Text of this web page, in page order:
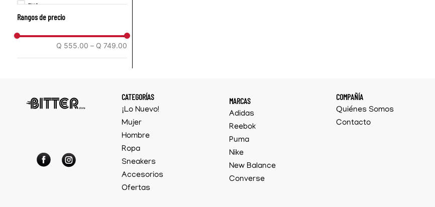
7US
7.5US
Rangos de precio
Q 555.00 – Q 749.00
CATEGORÍAS
¡Lo Nuevo!
Mujer
Hombre
Ropa
Sneakers
Accesorios
Ofertas
MARCAS
Adidas
Reebok
Puma
Nike
New Balance
Converse
COMPAÑÍA
Quiénes Somos
Contacto